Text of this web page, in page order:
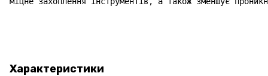
Характеристики